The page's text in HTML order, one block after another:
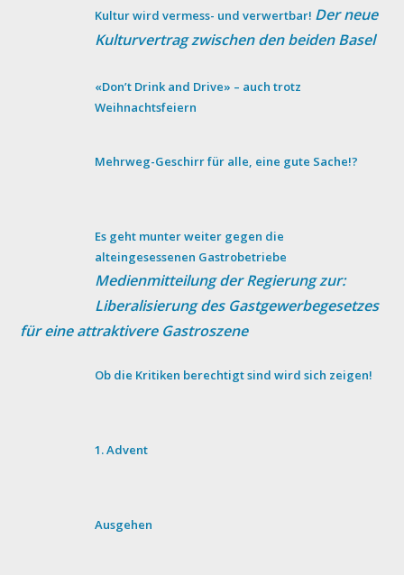
Kultur wird vermess- und verwertbar! Der neue
Kulturvertrag zwischen den beiden Basel
«Don’t Drink and Drive» – auch trotz
Weihnachtsfeiern
Mehrweg-Geschirr für alle, eine gute Sache!?
Es geht munter weiter gegen die
alteingesessenen Gastrobetriebe
Medienmitteilung der Regierung zur:
Liberalisierung des Gastgewerbegesetzes
für eine attraktivere Gastroszene
Ob die Kritiken berechtigt sind wird sich zeigen!
1. Advent
Ausgehen